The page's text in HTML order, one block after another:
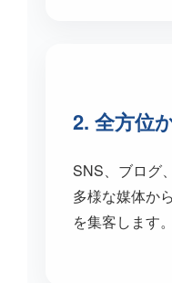
2. 全方位
SNS、ブログ
多様な媒体か
を集客します。